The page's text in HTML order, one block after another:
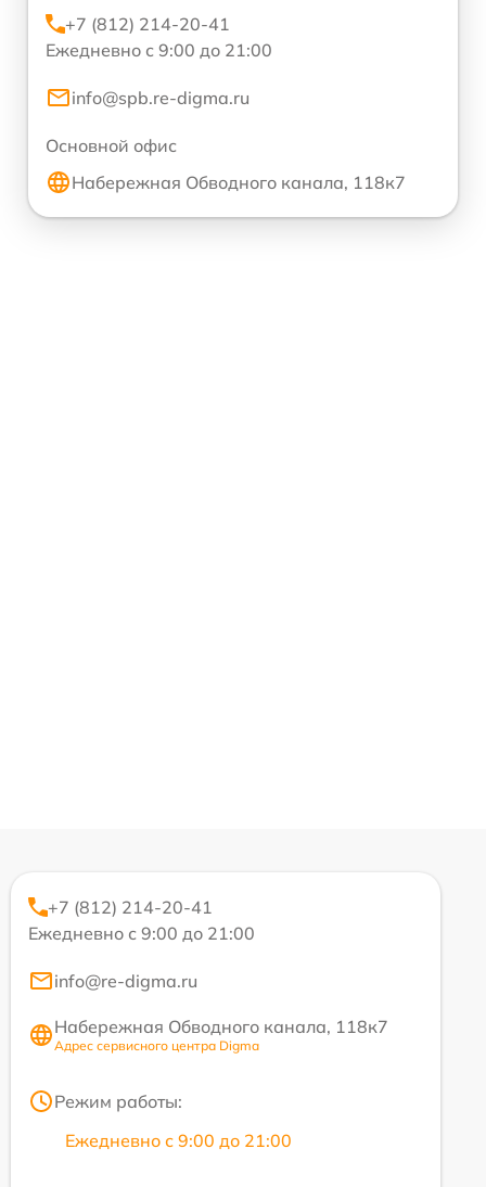
+7 (812) 214-20-41
Ежедневно с 9:00 до 21:00
info@spb.re-digma.ru
Основной офис
Набережная Обводного канала, 118к7
+7 (812) 214-20-41
Ежедневно с 9:00 до 21:00
info@re-digma.ru
Набережная Обводного канала, 118к7
Адрес сервисного центра Digma
Режим работы:
Ежедневно с 9:00 до 21:00